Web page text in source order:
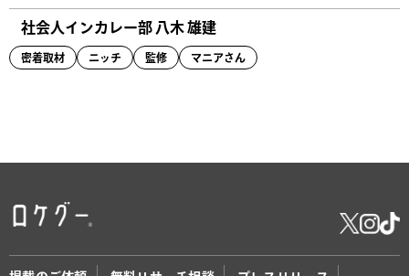
社会人インカレー部 八木 雄建
密着取材 ニッチ 監修 マニアさん